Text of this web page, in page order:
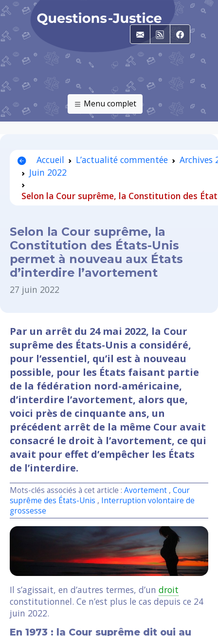
E-mailRSS
Menu complet
Accueil L’actualité commentée
Archives
Juin 2022
Selon la Cour suprême, la Constitution des
Selon la Cour suprême, la
Constitution des États-Unis
permet à nouveau aux États
d’interdire l’avortement
27 juin 2022
Par un arrêt du 24 mai 2022, la Cour
suprême des États-Unis a considéré,
pour l’essentiel, qu’il est à nouveau
possible, pour les États faisant partie
de la fédération nord-américaine,
d’interdire l’avortement, alors que,
voici près de cinquante ans, un
précédent arrêt de la même Cour avait
consacré le droit à l’avortement, ce qui
avait pour effet d’empêcher les États
de l’interdire.
Mots-clés associés à cet article : Avortement , Cour
suprême des États-Unis , Interruption volontaire de
grossesse
Il s’agissait, en d’autres termes, d’un droit
constitutionnel. Ce n’est plus le cas depuis ce 24
juin 2022.
En 1973 : la Cour suprême dit oui au